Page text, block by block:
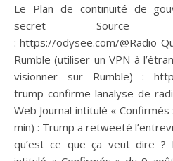
Le Plan de continuité de
secret Source
: https://odysee.com/@Radio-
Rumble (utiliser un VPN à
visionner sur Rumble) :
trump-confirme-lanalyse-de-
Web Journal intitulé «
min) : Trump a retweeté
qu’est ce que ça veut dire ?